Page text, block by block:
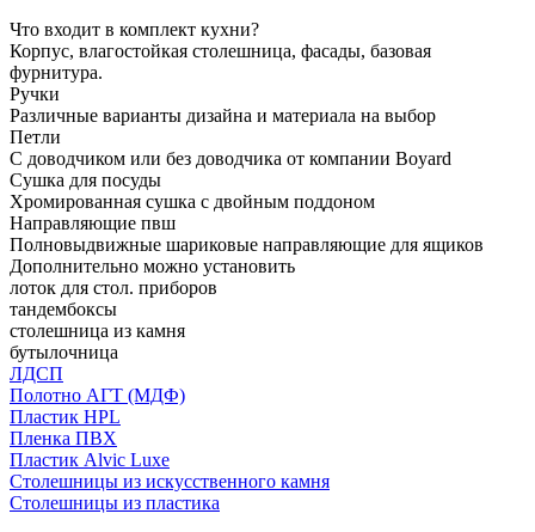
Что входит в комплект кухни?
Корпус, влагостойкая столешница, фасады, базовая
фурнитура.
Ручки
Различные варианты дизайна и материала на выбор
Петли
С доводчиком или без доводчика от компании Boyard
Сушка для посуды
Хромированная сушка с двойным поддоном
Направляющие пвш
Полновыдвижные шариковые направляющие для ящиков
Дополнительно можно установить
лоток для стол. приборов
тандембоксы
столешница из камня
бутылочница
ЛДСП
Полотно АГТ (МДФ)
Пластик HPL
Пленка ПВХ
Пластик Alvic Luxe
Столешницы из искусственного камня
Столешницы из пластика